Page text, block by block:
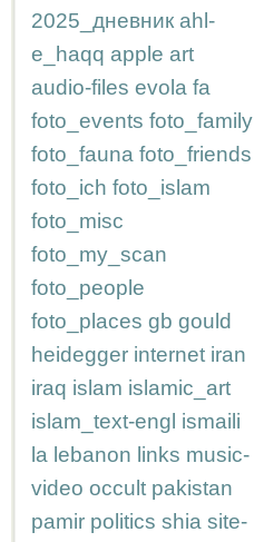
2025_дневник ahl-
e_haqq apple art
audio-files evola fa
foto_events foto_family
foto_fauna foto_friends
foto_ich foto_islam
foto_misc
foto_my_scan
foto_people
foto_places gb gould
heidegger internet iran
iraq islam islamic_art
islam_text-engl ismaili
la lebanon links music-
video occult pakistan
pamir politics shia site-